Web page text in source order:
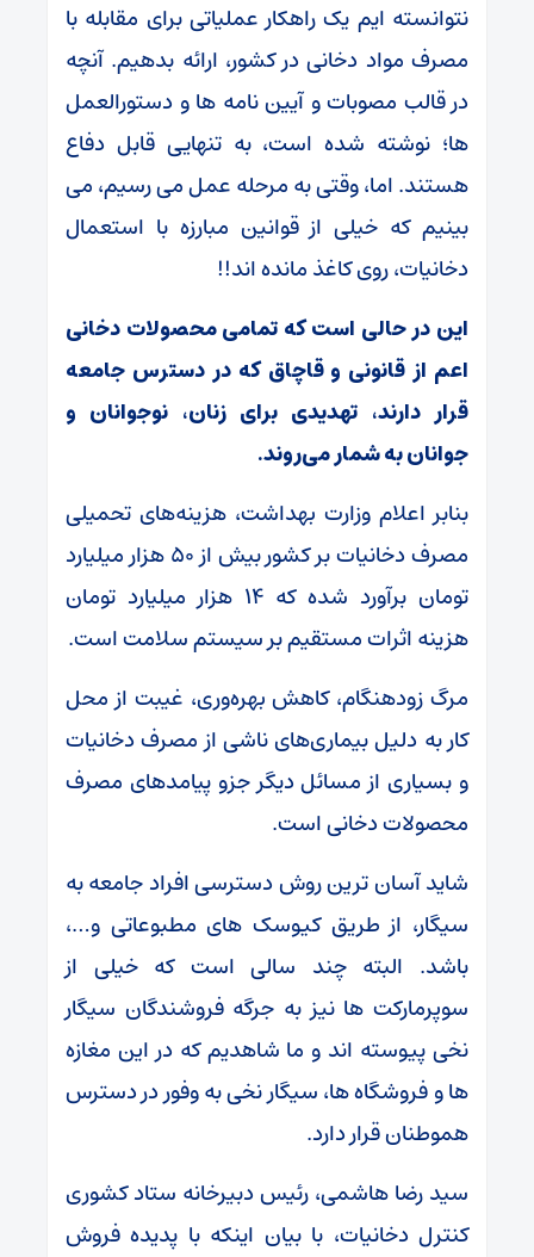
نتوانسته ایم یک راهکار عملیاتی برای مقابله با
مصرف مواد دخانی در کشور، ارائه بدهیم. آنچه
در قالب مصوبات و آیین نامه ها و دستورالعمل
ها؛ نوشته شده است، به تنهایی قابل دفاع
هستند. اما، وقتی به مرحله عمل می رسیم، می
بینیم که خیلی از قوانین مبارزه با استعمال
دخانیات، روی کاغذ مانده اند!!
این در حالی است که تمامی محصولات دخانی
اعم از قانونی و قاچاق که در دسترس جامعه
قرار دارند، تهدیدی برای زنان، نوجوانان و
جوانان به شمار می‌روند.
بنابر اعلام وزارت بهداشت، هزینه‌های تحمیلی
مصرف دخانیات بر کشور بیش از ۵۰ هزار میلیارد
تومان برآورد شده که ۱۴ هزار میلیارد تومان
هزینه اثرات مستقیم بر سیستم سلامت است.
مرگ زودهنگام، کاهش بهره‌وری، غیبت از محل
کار به دلیل بیماری‌های ناشی از مصرف دخانیات
و بسیاری از مسائل دیگر جزو پیامدهای مصرف
محصولات دخانی است.
شاید آسان ترین روش دسترسی افراد جامعه به
سیگار، از طریق کیوسک های مطبوعاتی و…،
باشد. البته چند سالی است که خیلی از
سوپرمارکت ها نیز به جرگه فروشندگان سیگار
نخی پیوسته اند و ما شاهدیم که در این مغازه
ها و فروشگاه ها، سیگار نخی به وفور در دسترس
هموطنان قرار دارد.
سید رضا هاشمی، رئیس دبیرخانه ستاد کشوری
کنترل دخانیات، با بیان اینکه با پدیده فروش